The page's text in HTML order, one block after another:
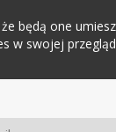
będą one
w swojej